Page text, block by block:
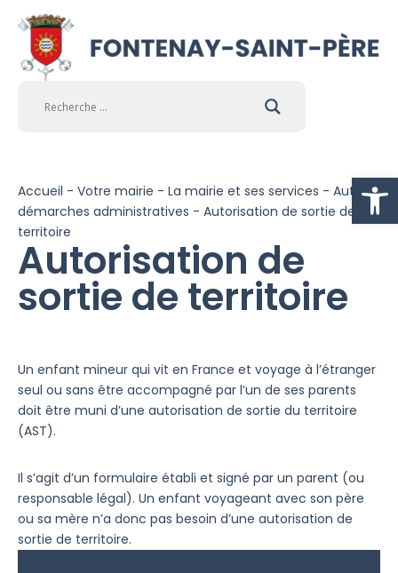
Ouvrir
Accueil - Votre mairie - La mairie et ses services - Autres
démarches administratives - Autorisation de sortie de
territoire
Autorisation de
sortie de territoire
Un enfant mineur qui vit en France et voyage à l’étranger
seul ou sans être accompagné par l’un de ses parents
doit être muni d’une autorisation de sortie du territoire
(AST).
Il s’agit d’un formulaire établi et signé par un parent (ou
responsable légal). Un enfant voyageant avec son père
ou sa mère n’a donc pas besoin d’une autorisation de
sortie de territoire.